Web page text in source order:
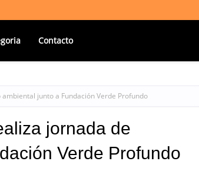
Contacto
junto a Fundación Verde Profundo
jornada de
Verde Profundo